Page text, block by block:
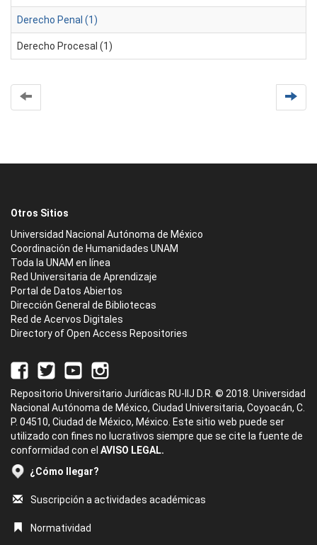
Derecho Penal (1)
Derecho Procesal (1)
Otros Sitios
Universidad Nacional Autónoma de México
Coordinación de Humanidades UNAM
Toda la UNAM en línea
Red Universitaria de Aprendizaje
Portal de Datos Abiertos
Dirección General de Bibliotecas
Red de Acervos Digitales
Directory of Open Access Repositories
Repositorio Universitario Jurídicas RU-IIJ D.R. © 2018. Universidad
Nacional Autónoma de México, Ciudad Universitaria, Coyoacán, C.
P. 04510, Ciudad de México, México. Este sitio web puede ser
utilizado con fines no lucrativos siempre que se cite la fuente de
conformidad con el AVISO LEGAL.
¿Cómo llegar?
Suscripción a actividades académicas
Normatividad